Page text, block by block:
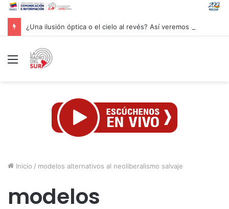
Menú
Inicio / modelos alternativos al neoliberalismo salvaje
modelos